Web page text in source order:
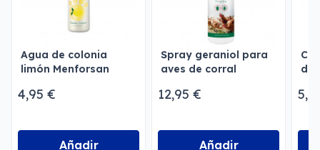
Agua de colonia
limón Menforsan
4,95 €
Añadir
Spray geraniol para
aves de corral
12,95 €
Añadir